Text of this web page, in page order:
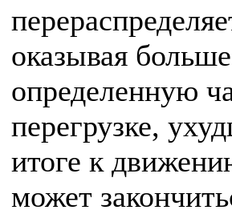
оказывая
определенную
перегрузке,
итоге к
может